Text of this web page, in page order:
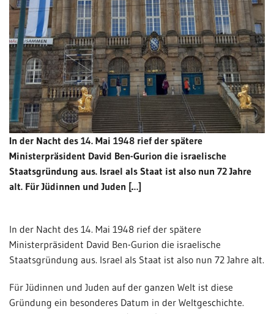
In der Nacht des 14. Mai 1948 rief der spätere
Ministerpräsident David Ben-Gurion die israelische
Staatsgründung aus. Israel als Staat ist also nun 72 Jahre
alt. Für Jüdinnen und Juden […]
In der Nacht des 14. Mai 1948 rief der spätere
Ministerpräsident David Ben-Gurion die israelische
Staatsgründung aus. Israel als Staat ist also nun 72 Jahre alt.
Für Jüdinnen und Juden auf der ganzen Welt ist diese
Gründung ein besonderes Datum in der Weltgeschichte.